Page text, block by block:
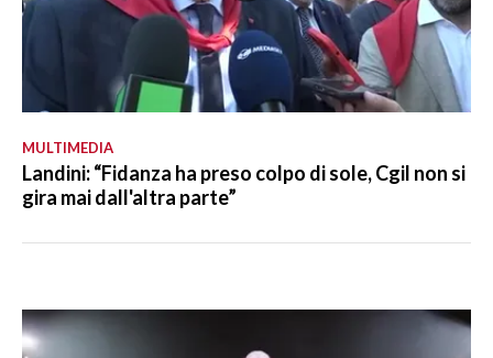
MULTIMEDIA
Landini: “Fidanza ha preso colpo di sole, Cgil non si
gira mai dall'altra parte”